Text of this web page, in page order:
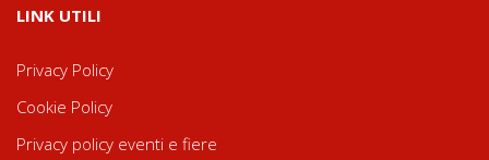
LINK UTILI
Privacy Policy
Cookie Policy
Privacy policy eventi e fiere